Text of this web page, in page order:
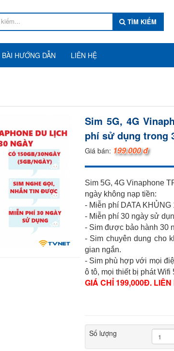
TÌM KIẾM
BÀI HƯỚNG DẪN LIÊN HỆ
Sim 5G, 4G
phí sử dụng trong
Giá bán: 199.000 đ
Sim 5G, 4G Vinaphone
ngày không nạp tiền:
- Miễn phí DATA KHỦNG
- Miễn phí 30 ngày sử
- Sim được bảo hành 30
- Sim chuyên dung cho
gian ngắn.
- Sim phù hợp với mọi
ô tô, mọi thiết bị phát Wifi
GIÁ CHỈ 199,000Đ.
Số lượng